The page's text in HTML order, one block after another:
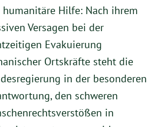
humanitäre Hilfe: Nach ihrem
Versagen bei der
Evakuierung
Ortskräfte steht die
in der besonderen
den schweren
in